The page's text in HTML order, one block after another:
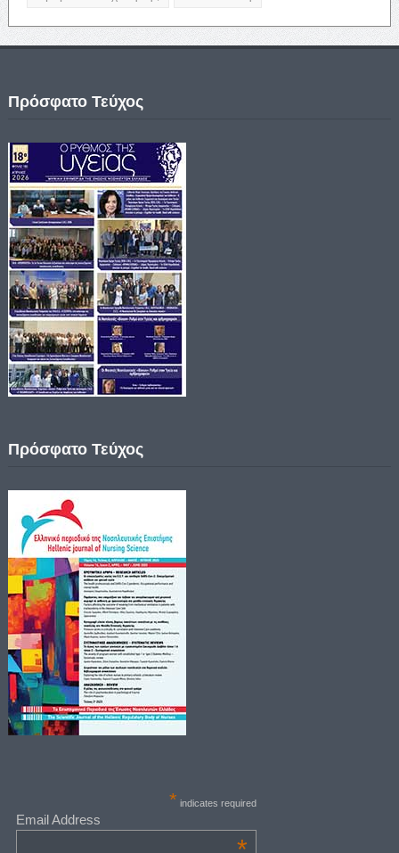
Πρόσφατο Τεύχος
Πρόσφατο Τεύχος
* indicates required
Email Address